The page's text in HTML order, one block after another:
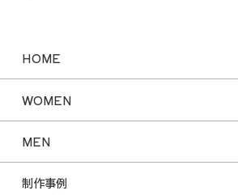
HOME
WOMEN
MEN
制作事例